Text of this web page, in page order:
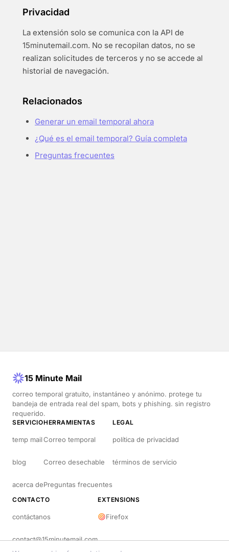
Privacidad
La extensión solo se comunica con la API de
15minutemail.com. No se recopilan datos, no se
realizan solicitudes de terceros y no se accede al
historial de navegación.
Relacionados
Generar un email temporal ahora
¿Qué es el email temporal? Guía completa
Preguntas frecuentes
15 Minute Mail
correo temporal gratuito, instantáneo y anónimo. protege tu
bandeja de entrada real del spam, bots y phishing. sin registro
requerido.
SERVICIO
temp mail
blog
acerca de
HERRAMIENTAS
Correo temporal
Correo desechable
Preguntas frecuentes
LEGAL
política de privacidad
términos de servicio
CONTACTO
contáctanos
contact@15minutemail.com
EXTENSIONS
Firefox